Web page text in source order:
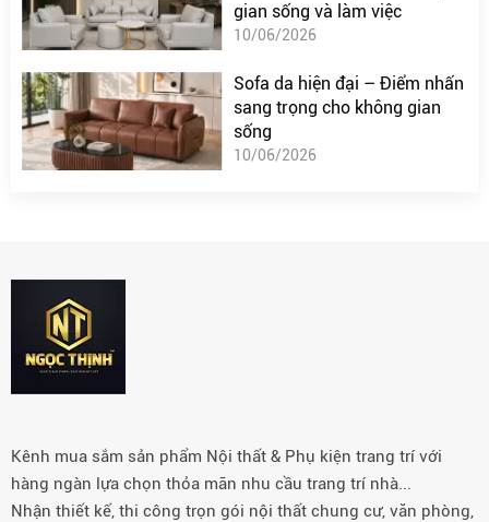
gian sống và làm việc
10/06/2026
Sofa da hiện đại – Điểm nhấn
sang trọng cho không gian
sống
10/06/2026
Kênh mua sắm sản phẩm Nội thất & Phụ kiện trang trí với
hàng ngàn lựa chọn thỏa mãn nhu cầu trang trí nhà...
Nhận thiết kế, thi công trọn gói nội thất chung cư, văn phòng,